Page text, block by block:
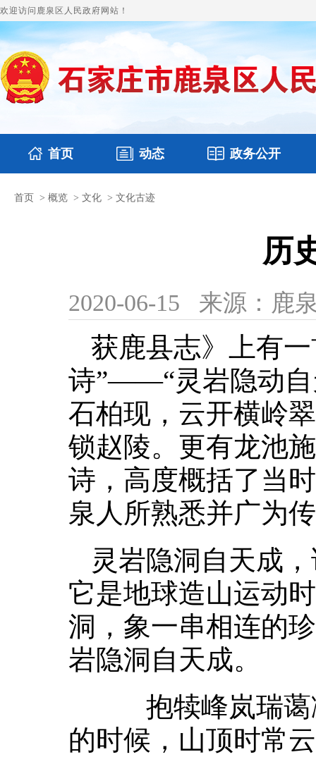
欢迎访问鹿泉区人民政府网站！
首页 动态
国务要闻 鹿泉要闻
政务公开
本区文件
首页 > 概览 > 文化 > 文化古迹
历
2020-06-15 来源：鹿
获鹿县志》上有
诗”——“灵岩隐动自
石柏现，云开横岭
锁赵陵。更有龙池
诗，高度概括了当
泉人所熟悉并广为
灵岩隐洞自天成
它是地球造山运动
洞，象一串相连的
岩隐洞自天成。
抱犊峰岚瑞蔼
的时候，山顶时常